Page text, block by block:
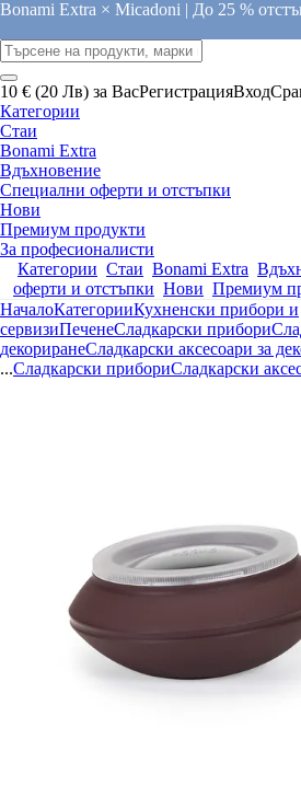
Bonami Extra × Micadoni | До 25 %
10 € (20 Лв) за ВасРегистрацияВход
Категории
Стаи
Bonami Extra
Вдъхновение
Специални оферти и отстъпки
Нови
Премиум продукти
За професионалисти
Категории Стаи Bonami Extra
оферти и отстъпки Нови Премиум
НачалоКатегорииКухненски прибори и
сервизиПеченеСладкарски прибори
декориранеСладкарски аксесоари за
...Сладкарски прибориСладкарски